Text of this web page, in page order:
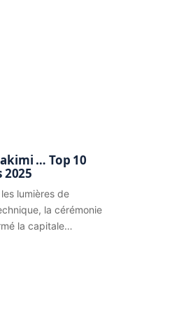
… Top 10
2025
lumières de
la cérémonie
la capitale…